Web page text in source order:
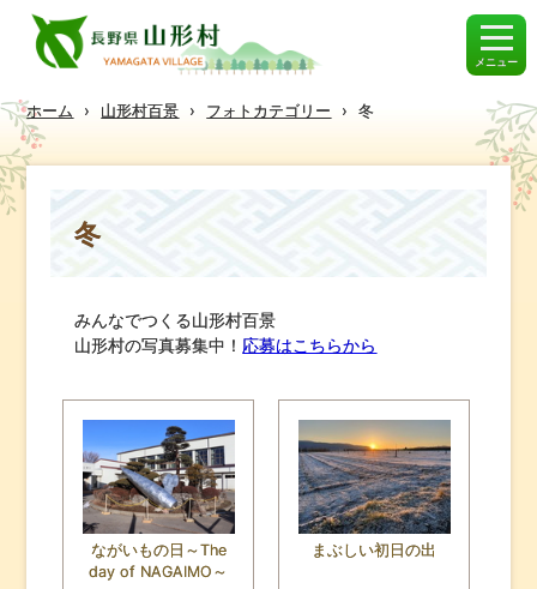
メニュー
ホーム › 山形村百景 › フォトカテゴリー › 冬
冬
みんなでつくる山形村百景
山形村の写真募集中！ 応募はこちらから
ながいもの日～The
day of NAGAIMO～
まぶしい初日の出